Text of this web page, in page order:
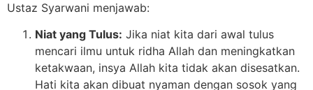
Ustaz Syarwani menjawab:
Niat yang Tulus: Jika niat kita dari awal tulus
mencari ilmu untuk ridha Allah dan meningkatkan
ketakwaan, insya Allah kita tidak akan disesatkan.
Hati kita akan dibuat nyaman dengan sosok yang